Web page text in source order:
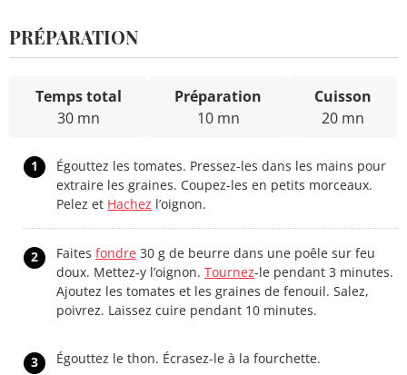
PRÉPARATION
Temps total
30 mn
Préparation
10 mn
Cuisson
20 mn
1
Égouttez les tomates. Pressez-les dans les mains pour
extraire les graines. Coupez-les en petits morceaux.
Pelez et Hachez l’oignon.
2 Faites fondre 30 g de beurre dans une poêle sur feu
doux. Mettez-y l’oignon. Tournez-le pendant 3 minutes.
Ajoutez les tomates et les graines de fenouil. Salez,
poivrez. Laissez cuire pendant 10 minutes.
3 Égouttez le thon. Écrasez-le à la fourchette.